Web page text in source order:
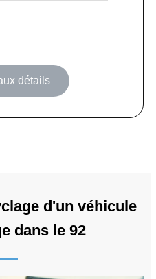
détails
d'un véhicule
dans le 92